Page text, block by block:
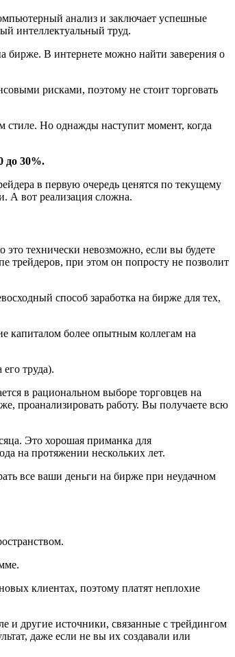
анализ и заключает успешные
интеллектуальный труд.
бирже. В интернете можно найти заверения о
рисками, поэтому не стоит торговать
стиле. Но однажды наступит момент, когда
до 30%.
в первую очередь ценятся по текущему
А вот реализация сложна.
технически невозможно, если вы будете
трейдеров, при этом он попросту не позволит
способ заработка на бирже для тех,
капиталом более опытным коллегам на
труда).
в рациональном выборе торговцев на
проанализировать работу. Вы получаете всю
Это хорошая приманка для
на протяжении нескольких лет.
все ваши деньги на бирже при неудачном
клиентах, поэтому платят неплохие
и другие источники, связанные с трейдингом
даже если не вы их создавали или